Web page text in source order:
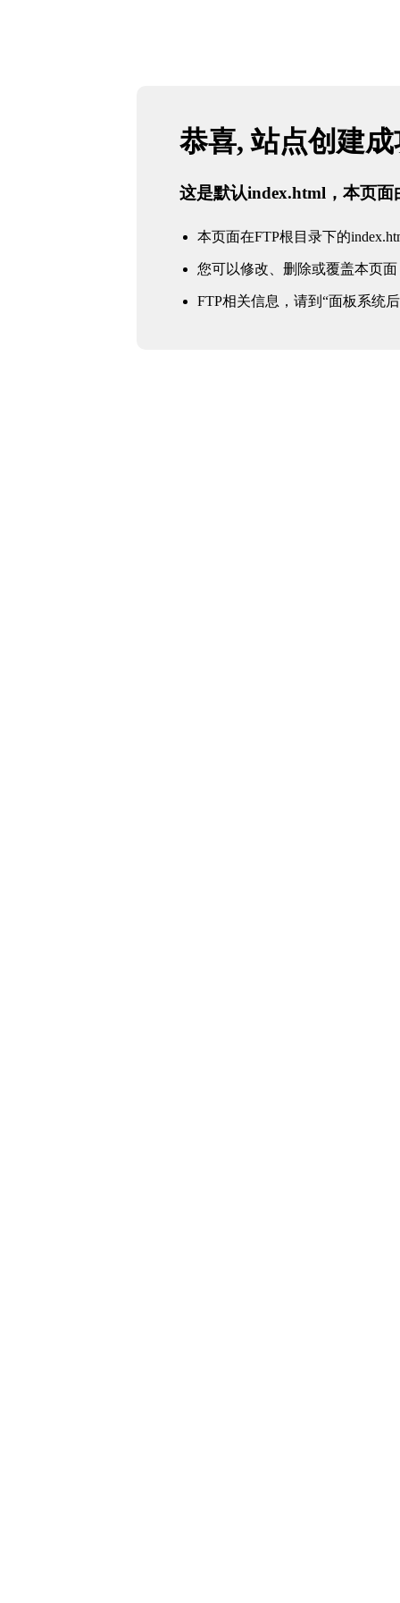
恭喜, 站点创建
这是默认index.html，本页面
本页面在FTP根目录下的
您可以修改、删除或覆盖本页面
FTP相关信息，请到“面板系统